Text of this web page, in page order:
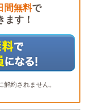
間無料で
す！
約されません。